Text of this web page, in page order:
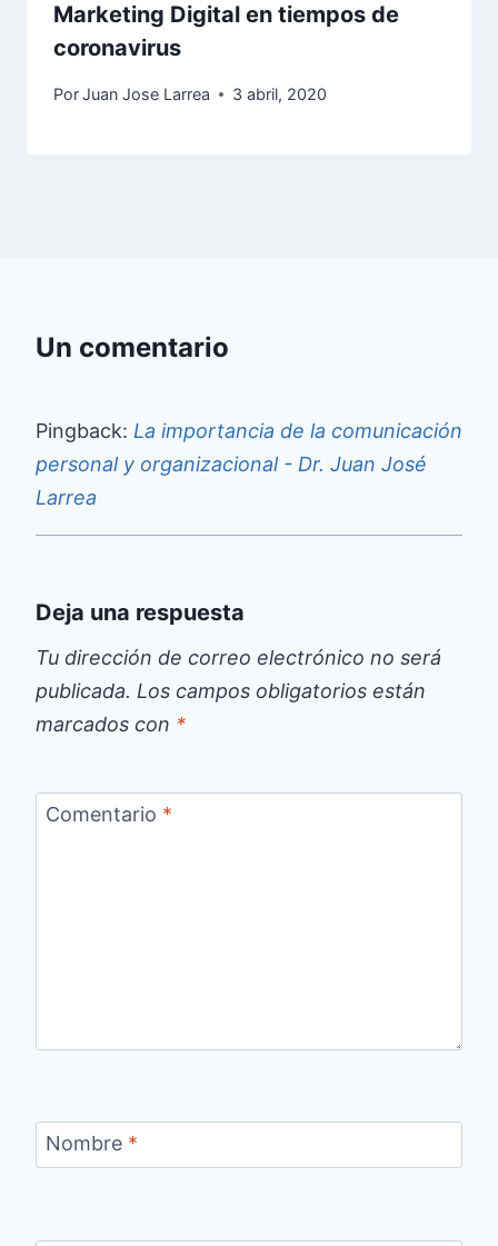
Marketing Digital en tiempos de
coronavirus
PorJuan Jose Larrea 3 abril, 2020
Un comentario
Pingback: La importancia de la comunicación
personal y organizacional - Dr. Juan José
Larrea
Deja una respuesta
Tu dirección de correo electrónico no será
publicada. Los campos obligatorios están
marcados con *
Comentario *
Nombre *